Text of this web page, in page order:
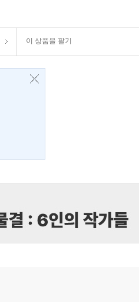
이 상품을 팔기